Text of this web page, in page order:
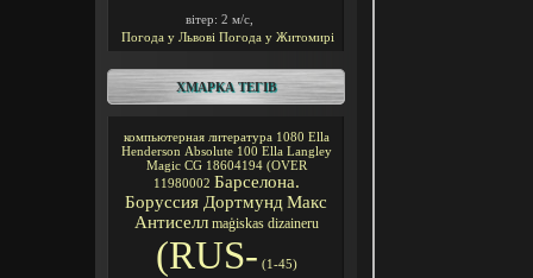
вітер: 2 м/с,
Погода у Львові Погода у Житомирі
ХМАРКА ТЕГІВ
компьютерная литература 1080 Ella
Henderson Absolute 100 Ella Langley
Magic CG 18604194 (OVER
11980002 Барселона.
Боруссия Дортмунд Макс
Антиселл maģiskas dizaineru
(RUS- (1-45)